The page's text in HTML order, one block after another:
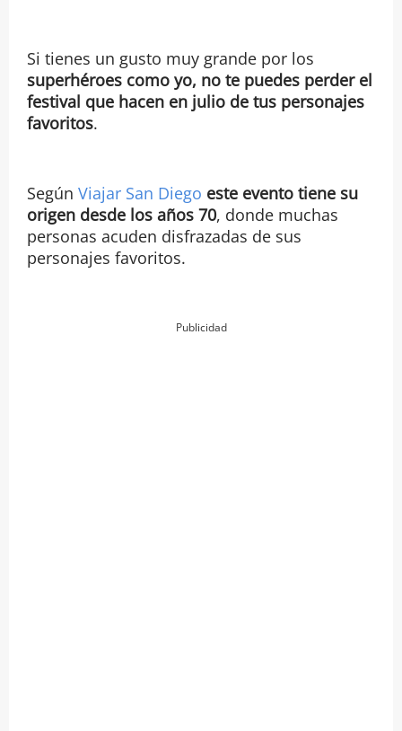
Si tienes un gusto muy grande por los
superhéroes como yo, no te puedes perder el
festival que hacen en julio de tus personajes
favoritos.
Según Viajar San Diego este evento tiene su
origen desde los años 70, donde muchas
personas acuden disfrazadas de sus
personajes favoritos.
Publicidad